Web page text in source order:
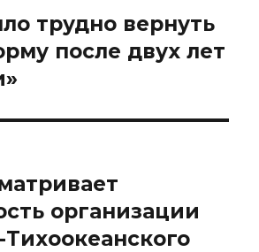
трудно вернуть
после двух лет
организации